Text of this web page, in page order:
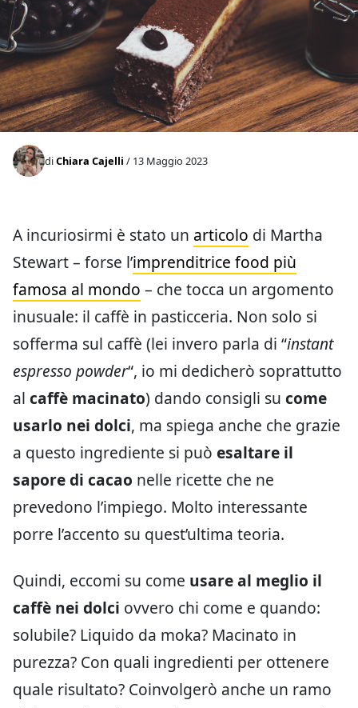
diChiara Cajelli / 13 Maggio 2023
A incuriosirmi è stato un articolo di Martha
Stewart – forse l’imprenditrice food più
famosa al mondo – che tocca un argomento
inusuale: il caffè in pasticceria. Non solo si
sofferma sul caffè (lei invero parla di “instant
espresso powder“, io mi dedicherò soprattutto
al caffè macinato) dando consigli su come
usarlo nei dolci, ma spiega anche che grazie
a questo ingrediente si può esaltare il
sapore di cacao nelle ricette che ne
prevedono l’impiego. Molto interessante
porre l’accento su quest’ultima teoria.
Quindi, eccomi su come usare al meglio il
caffè nei dolci ovvero chi come e quando:
solubile? Liquido da moka? Macinato in
purezza? Con quali ingredienti per ottenere
quale risultato? Coinvolgerò anche un ramo